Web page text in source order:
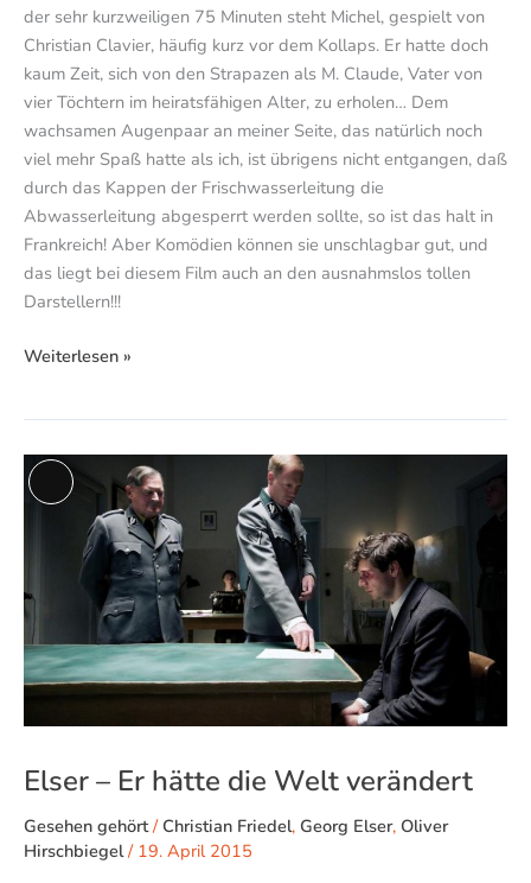
der sehr kurzweiligen 75 Minuten steht Michel, gespielt von
Christian Clavier, häufig kurz vor dem Kollaps. Er hatte doch
kaum Zeit, sich von den Strapazen als M. Claude, Vater von
vier Töchtern im heiratsfähigen Alter, zu erholen… Dem
wachsamen Augenpaar an meiner Seite, das natürlich noch
viel mehr Spaß hatte als ich, ist übrigens nicht entgangen, daß
durch das Kappen der Frischwasserleitung die
Abwasserleitung abgesperrt werden sollte, so ist das halt in
Frankreich! Aber Komödien können sie unschlagbar gut, und
das liegt bei diesem Film auch an den ausnahmslos tollen
Darstellern!!!
Weiterlesen »
Lange
Beschreibung
Elser – Er hätte die Welt verändert
Gesehen gehört/Christian Friedel, Georg Elser, Oliver
Hirschbiegel/ 19. April 2015
Elser
–
Welt
verändert